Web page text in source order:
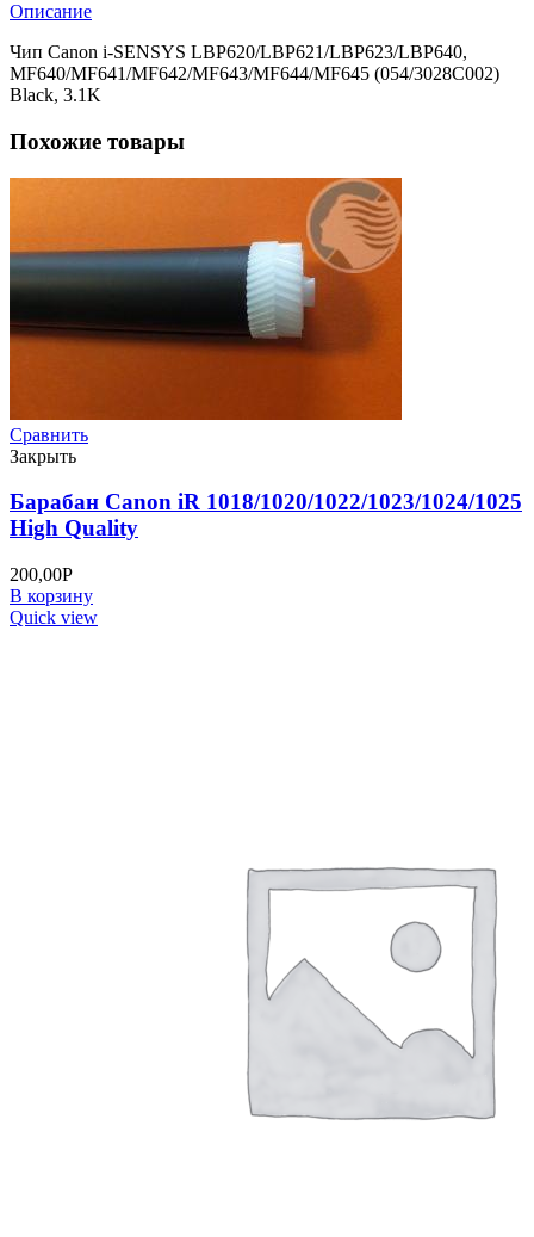
Описание
Чип Canon i-SENSYS LBP620/LBP621/LBP623/LBP640,
MF640/MF641/MF642/MF643/MF644/MF645 (054/3028C002)
Black, 3.1K
Похожие товары
Сравнить
Закрыть
Барабан Canon iR 1018/1020/1022/1023/1024/1025
High Quality
200,00Р
В корзину
Quick view